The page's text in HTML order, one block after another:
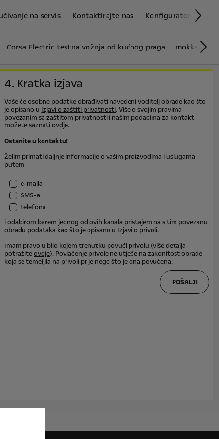
na servis Kontaktirajte nas Konfigurator
Corsa Electric testna vožnja od kućnog praga
mokka-e-
4. Kratka izjava
Vaše će osobne podatke obrađivati navedeni voditelj obrade kao što
je opisano u Izjavi o zaštiti privatnosti. Više o svojim pravima
povezanim sa zaštitom privatnosti i našim podacima za kontakt
možete saznatiovdje.
Ostanite u kontaktu!
Želim primati daljnje informacije o vašim proizvodima i uslugama
putem
e-maila
SMS-a
telefona
i odabirom barem jednog od ovih kanala pristajem na s tim povezanu
obradu podataka kao što je opisano u Izjavi o privoli.
Imam pravo u bilo kojem trenutku povući privolu (više detalja
potražiteovdje). Povlačenje privole ne utječe na zakonitost obrade
koja se temeljila na privoli prije nego što je ona povučena.
POŠALJI